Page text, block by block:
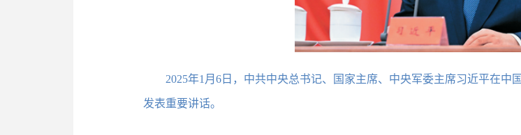
2025年1月6日，中共中央总书记、国家主席、中央军委主席习近平在
发表重要讲话。